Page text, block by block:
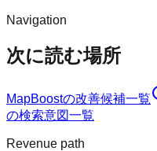
Navigation
次に読む場所
MapBoostの改善候補一覧
の検索意図一覧
Revenue path